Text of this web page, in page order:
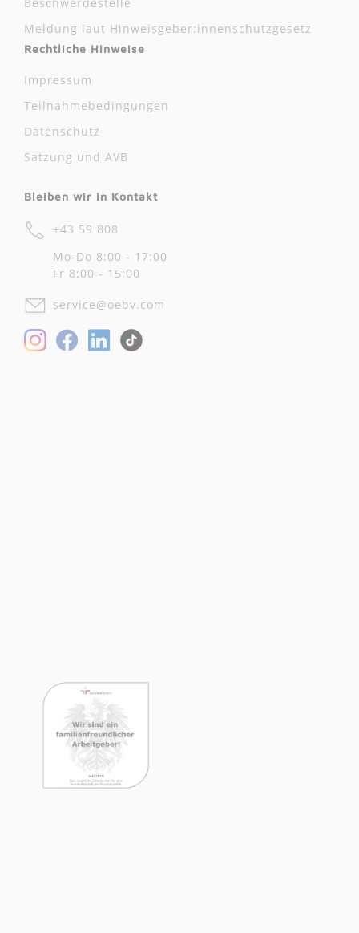
Meldung laut Hinweisgeber:innenschutzgesetz
Rechtliche Hinweise
Impressum
Teilnahmebedingungen
Datenschutz
Satzung und AVB
Bleiben wir in Kontakt
+43 59 808
Mo-Do 8:00 - 17:00
Fr 8:00 - 15:00
service@oebv.com
InstagramFacebookLinkedIn